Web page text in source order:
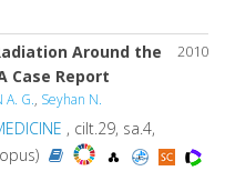
2010
Around the
Case Report
A. G., Seyhan N.
, cilt.29, sa.4,